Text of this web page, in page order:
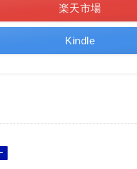
楽天市場
Kindle